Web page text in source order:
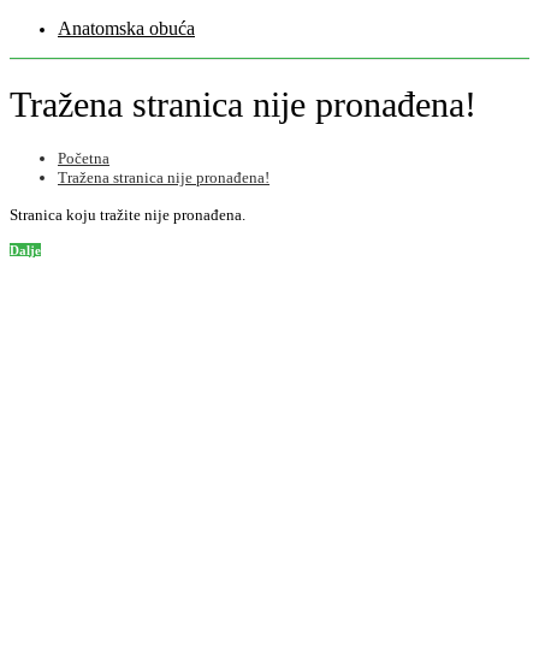
Anatomska obuća
Tražena stranica nije pronađena!
Početna
Tražena stranica nije pronađena!
Stranica koju tražite nije pronađena.
Dalje